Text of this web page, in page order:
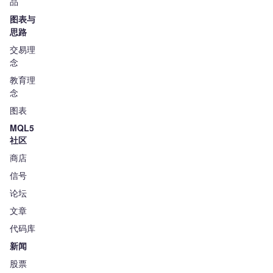
图表与
思路
交易理
念
教育理
念
图表
MQL5
社区
商店
信号
论坛
文章
代码库
新闻
股票